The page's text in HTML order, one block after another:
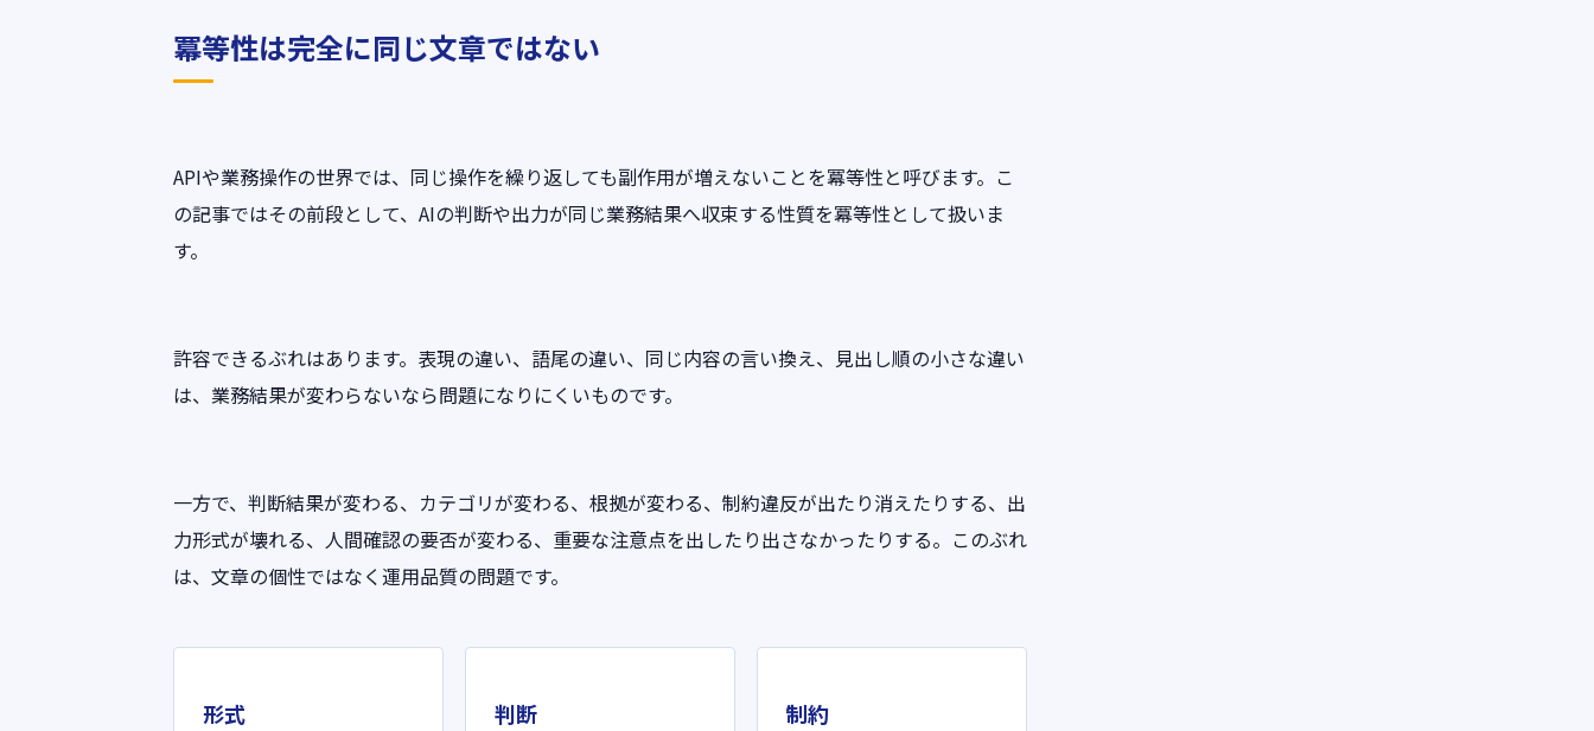
冪等性は完全に同じ文章ではない
APIや業務操作の世界では、同じ操作を繰り返しても副作用が増えないことを冪等性と呼びます。こ
の記事ではその前段として、AIの判断や出力が同じ業務結果へ収束する性質を冪等性として扱いま
す。
許容できるぶれはあります。表現の違い、語尾の違い、同じ内容の言い換え、見出し順の小さな違い
は、業務結果が変わらないなら問題になりにくいものです。
一方で、判断結果が変わる、カテゴリが変わる、根拠が変わる、制約違反が出たり消えたりする、出
力形式が壊れる、人間確認の要否が変わる、重要な注意点を出したり出さなかったりする。このぶれ
は、文章の個性ではなく運用品質の問題です。
形式 判断 制約